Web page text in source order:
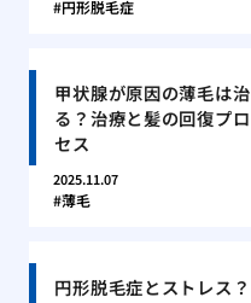
円形脱毛症
甲状腺が原因の薄毛は治
る？治療と髪の回復プロ
セス
2025.11.07
薄毛
円形脱毛症とストレス？